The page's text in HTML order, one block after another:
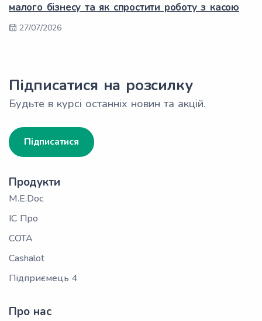
малого бізнесу та як спростити роботу з касою
27/07/2026
Підписатися на розсилку
Будьте в курсі останніх новин та акцій.
Підписатися
Продукти
M.E.Doc
ІС Про
СОТА
Cashalot
Підприємець 4
Про нас